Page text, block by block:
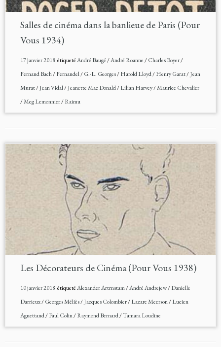
Salles de cinéma dans la banlieue de Paris (Pour
Vous 1934)
17 janvier 2018 étiquetéAndré Baugé/André Roanne/Charles Boyer/
Fernand Bach/Fernandel/G.-L. Georges/Harold Lloyd/Henry Garat/Jean
Murat/Jean Vidal/Jeanette Mac Donald/Lilian Harvey/Maurice Chevalier
/Meg Lemonnier/Raimu
Les Décorateurs de Cinéma (Pour Vous 1938)
10 janvier 2018 étiquetéAlexander Artrnstam/André Andrejew/Danielle
Darrieux/Georges Méliès/Jacques Colombier/Lazare Meerson/Lucien
Aguettand/Paul Colin/Raymond Bernard/Tamara Loudine